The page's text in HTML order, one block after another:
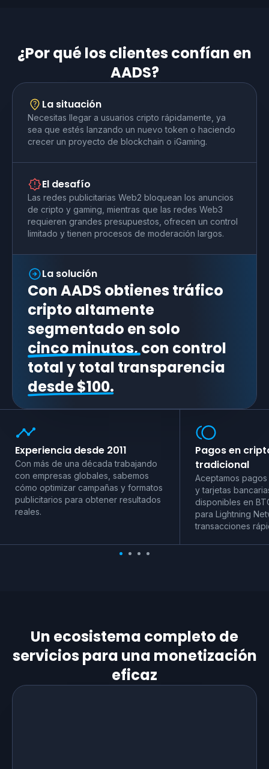
¿Por qué los clientes confían en
AADS?
La situación
Necesitas llegar a usuarios cripto rápidamente, ya
sea que estés lanzando un nuevo token o haciendo
crecer un proyecto de blockchain o iGaming.
El desafío
Las redes publicitarias Web2 bloquean los anuncios
de cripto y gaming, mientras que las redes Web3
requieren grandes presupuestos, ofrecen un control
limitado y tienen procesos de moderación largos.
La solución
Con AADS obtienes tráfico
cripto altamente
segmentado en solo
cinco minutos,con control
total y total transparencia
desde $100.
Experiencia desde 2011
Con más de una década trabajando
con empresas globales, sabemos
cómo optimizar campañas y formatos
publicitarios para obtener resultados
reales.
Pagos en
tradicional
Aceptamos
y tarjetas
disponibles en
para Lightning
transacciones
Un ecosistema completo de
servicios para una monetización
eficaz